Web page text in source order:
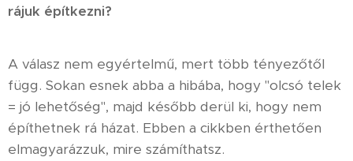
rájuk építkezni?
A válasz nem egyértelmű, mert több tényezőtől
függ. Sokan esnek abba a hibába, hogy "olcsó telek
= jó lehetőség", majd később derül ki, hogy nem
építhetnek rá házat. Ebben a cikkben érthetően
elmagyarázzuk, mire számíthatsz.